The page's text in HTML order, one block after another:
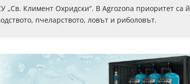
„Св. Климент Охридски“. В Аgrozona приоритет са й
пчеларството, ловът и риболовът.